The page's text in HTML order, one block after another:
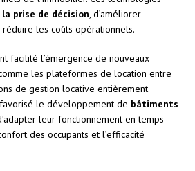
prise de décision , d’améliorer
les coûts opérationnels.
facilité l’émergence de nouveaux
les plateformes de location entre
de gestion locative entièrement
le développement de bâtiments
leur fonctionnement en temps
des occupants et l’efficacité